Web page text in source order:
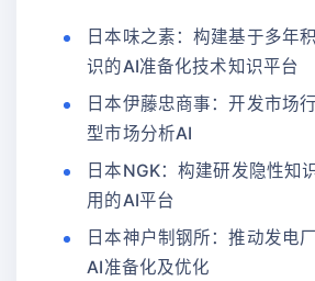
日本味之素：构建基于多年
识的AI准备化技术知识平台
日本伊藤忠商事：开发市场
型市场分析AI
日本NGK：构建研发隐性知
用的AI平台
日本神户制钢所：推动发电
AI准备化及优化